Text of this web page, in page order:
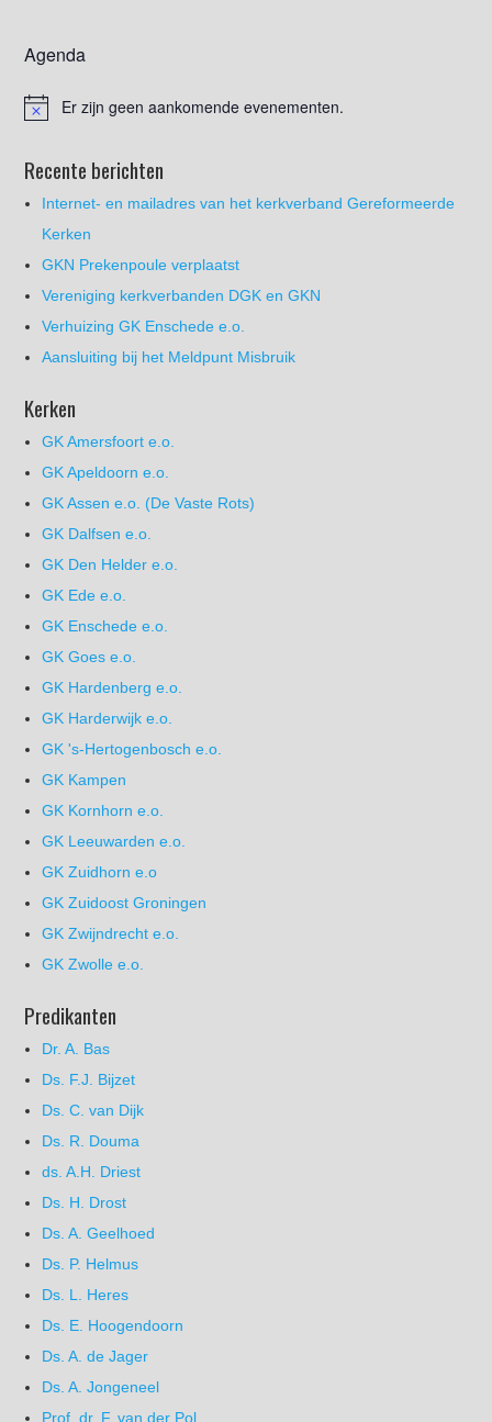
Agenda
Er zijn geen aankomende evenementen.
Recente berichten
Internet- en mailadres van het kerkverband Gereformeerde
Kerken
GKN Prekenpoule verplaatst
Vereniging kerkverbanden DGK en GKN
Verhuizing GK Enschede e.o.
Aansluiting bij het Meldpunt Misbruik
Kerken
GK Amersfoort e.o.
GK Apeldoorn e.o.
GK Assen e.o. (De Vaste Rots)
GK Dalfsen e.o.
GK Den Helder e.o.
GK Ede e.o.
GK Enschede e.o.
GK Goes e.o.
GK Hardenberg e.o.
GK Harderwijk e.o.
GK 's-Hertogenbosch e.o.
GK Kampen
GK Kornhorn e.o.
GK Leeuwarden e.o.
GK Zuidhorn e.o
GK Zuidoost Groningen
GK Zwijndrecht e.o.
GK Zwolle e.o.
Predikanten
Dr. A. Bas
Ds. F.J. Bijzet
Ds. C. van Dijk
Ds. R. Douma
ds. A.H. Driest
Ds. H. Drost
Ds. A. Geelhoed
Ds. P. Helmus
Ds. L. Heres
Ds. E. Hoogendoorn
Ds. A. de Jager
Ds. A. Jongeneel
Prof. dr. F. van der Pol